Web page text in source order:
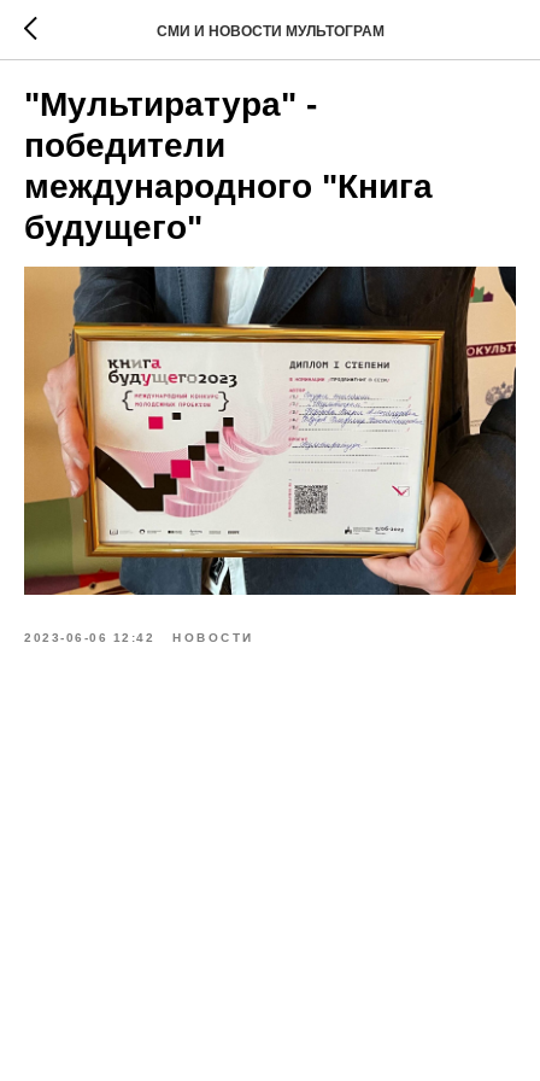
СМИ И НОВОСТИ МУЛЬТОГРАМ
"Мультиратура" -
победители
международного "Книга
будущего"
2023-06-06 12:42 НОВОСТИ